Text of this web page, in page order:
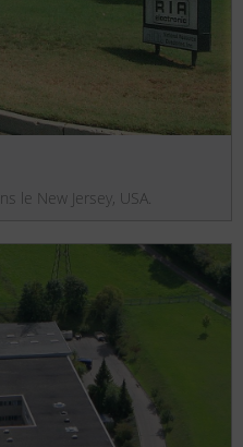
le New Jersey, USA.